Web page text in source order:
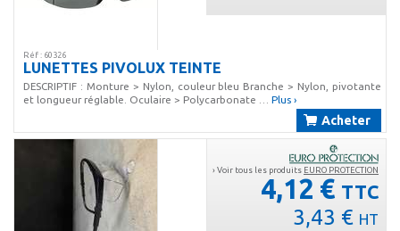
Réf : 60326
LUNETTES PIVOLUX TEINTE
DESCRIPTIF : Monture > Nylon, couleur bleu Branche > Nylon, pivotante
et longueur réglable. Oculaire > Polycarbonate … Plus ›
Acheter
› Voir tous les produits EURO PROTECTION
4,12 € TTC
3,43 € HT